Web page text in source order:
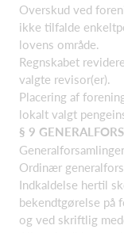
Overskud ved
ikke tilfalde
lovens område.
Regnskabet
valgte revisor(er).
Placering af
lokalt valgt
§ 9
Ordinær
Indkaldelse hertil
bekendtgørelse på
og ved skriftlig